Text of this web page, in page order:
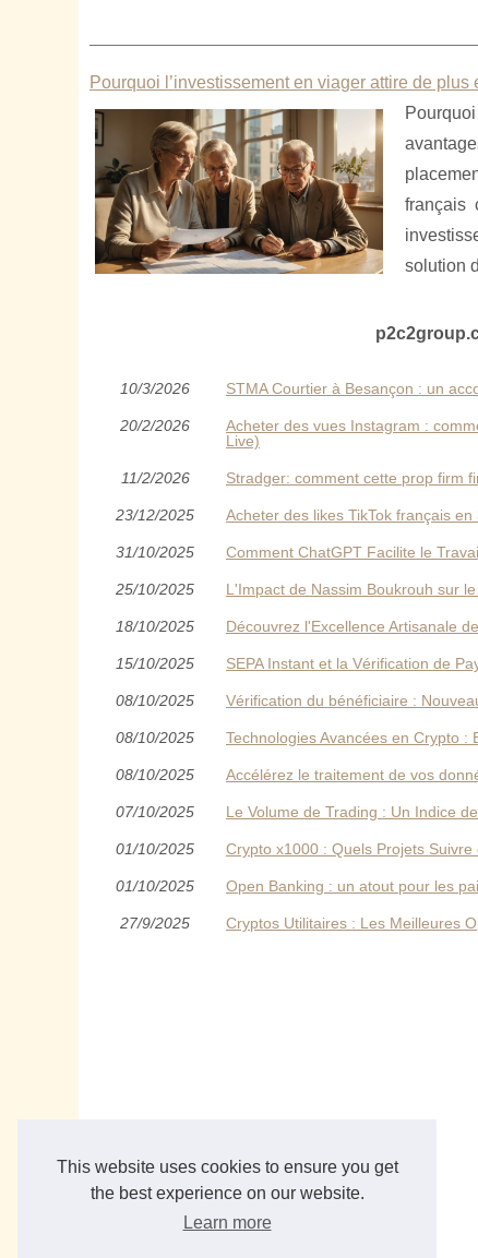
This website uses cookies to ensure you get
the best experience on our website.
Learn more
Pourquoi l’investissement en viager attire de plus
français
solution
10/3/2026 STMA Courtier à Besançon : un
20/2/2026
Acheter des vues Instagram :
Live)
11/2/2026 Stradger: comment cette prop firm
23/12/2025 Acheter des likes TikTok français
31/10/2025 Comment ChatGPT Facilite le
25/10/2025 L'Impact de Nassim Boukrouh sur
18/10/2025 Découvrez l'Excellence Artisanale
15/10/2025 SEPA Instant et la Vérification de
08/10/2025 Vérification du bénéficiaire :
08/10/2025 Technologies Avancées en Crypto :
08/10/2025 Accélérez le traitement de vos
07/10/2025 Le Volume de Trading : Un Indice
01/10/2025 Crypto x1000 : Quels Projets Suivre
01/10/2025 Open Banking : un atout pour les
27/9/2025 Cryptos Utilitaires : Les Meilleures